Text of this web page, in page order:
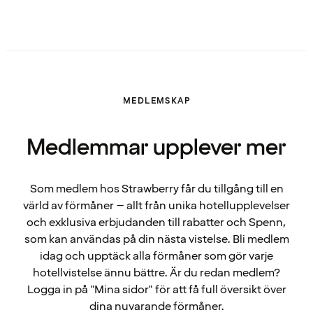
MEDLEMSKAP
Medlemmar upplever mer
Som medlem hos Strawberry får du tillgång till en
värld av förmåner – allt från unika hotellupplevelser
och exklusiva erbjudanden till rabatter och Spenn,
som kan användas på din nästa vistelse. Bli medlem
idag och upptäck alla förmåner som gör varje
hotellvistelse ännu bättre. Är du redan medlem?
Logga in på "Mina sidor" för att få full översikt över
dina nuvarande förmåner.